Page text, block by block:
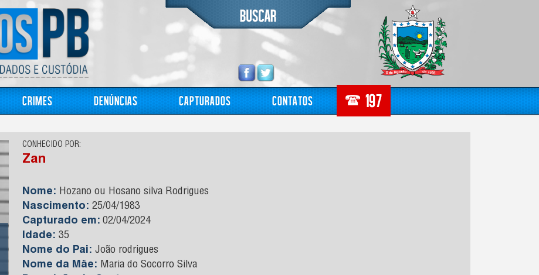
Crimes Denúncias Capturados Contatos
CONHECIDO POR:
Zan
Nome: Hozano ou Hosano silva Rodrigues
Nascimento: 25/04/1983
Capturado em: 02/04/2024
Idade: 35
Nome do Pai: João rodrigues
Nome da Mãe: Maria do Socorro Silva